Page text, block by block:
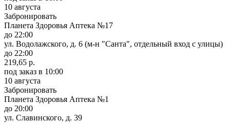
10 августа
Забронировать
Планета Здоровья Аптека №17
до 22:00
ул. Водолажского, д. 6 (м-н "Санта", отдельный вход с улицы)
до 22:00
219,65 р.
под заказ в 10:00
10 августа
Забронировать
Планета Здоровья Аптека №1
до 20:00
ул. Славинского, д. 39